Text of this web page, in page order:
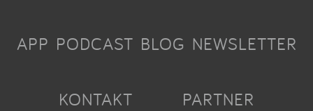
APP PODCAST BLOG NEWSLETTER
KONTAKT PARTNER